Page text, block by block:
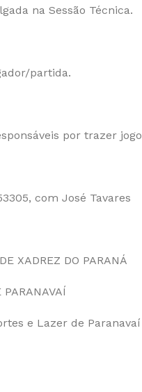
na Sessão Técnica.
partida.
por trazer
com José Tavares
XADREZ DO PARANÁ
PARANAVAÍ
e Lazer de Paranavaí